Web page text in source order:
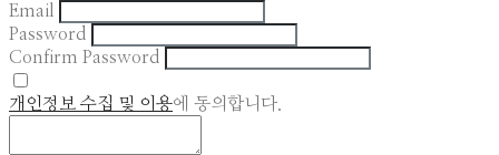
Email
Password
Confirm Password
개인정보 수집 및 이용에 동의합니다.